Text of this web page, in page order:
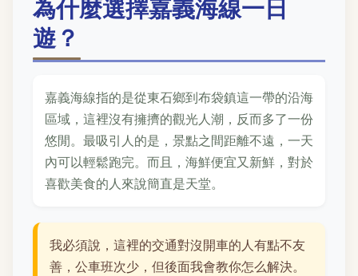
為什麼選擇嘉義海線一日
遊？
嘉義海線指的是從東石鄉到布袋鎮這一帶的沿海
區域，這裡沒有擁擠的觀光人潮，反而多了一份
悠閒。最吸引人的是，景點之間距離不遠，一天
內可以輕鬆跑完。而且，海鮮便宜又新鮮，對於
喜歡美食的人來說簡直是天堂。
我必須說，這裡的交通對沒開車的人有點不友
善，公車班次少，但後面我會教你怎么解決。